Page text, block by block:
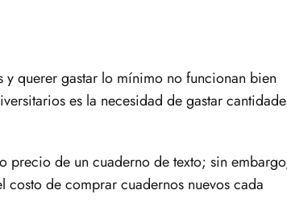
y querer gastar lo mínimo no funcionan bien
es la necesidad de gastar
precio de un cuaderno de texto; sin
de comprar cuadernos nuevos cada